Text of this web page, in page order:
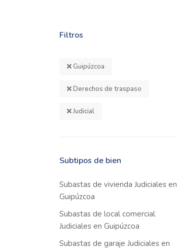
Filtros
Guipúzcoa
Derechos de traspaso
Judicial
Subtipos de bien
Subastas de vivienda Judiciales en
Guipúzcoa
Subastas de local comercial
Judiciales en Guipúzcoa
Subastas de garaje Judiciales en